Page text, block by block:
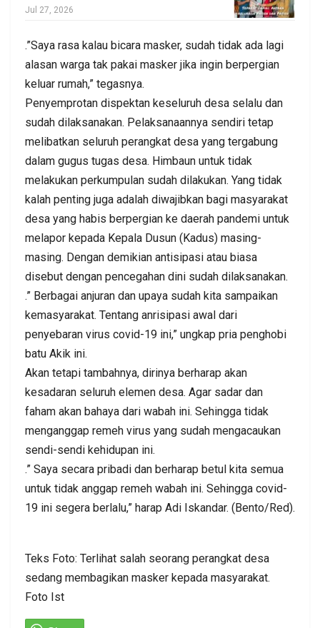
Jul 27, 2026
.”Saya rasa kalau bicara masker, sudah tidak ada lagi
alasan warga tak pakai masker jika ingin berpergian
keluar rumah,” tegasnya.
Penyemprotan dispektan keseluruh desa selalu dan
sudah dilaksanakan. Pelaksanaannya sendiri tetap
melibatkan seluruh perangkat desa yang tergabung
dalam gugus tugas desa. Himbaun untuk tidak
melakukan perkumpulan sudah dilakukan. Yang tidak
kalah penting juga adalah diwajibkan bagi masyarakat
desa yang habis berpergian ke daerah pandemi untuk
melapor kepada Kepala Dusun (Kadus) masing-
masing. Dengan demikian antisipasi atau biasa
disebut dengan pencegahan dini sudah dilaksanakan.
.” Berbagai anjuran dan upaya sudah kita sampaikan
kemasyarakat. Tentang anrisipasi awal dari
penyebaran virus covid-19 ini,” ungkap pria penghobi
batu Akik ini.
Akan tetapi tambahnya, dirinya berharap akan
kesadaran seluruh elemen desa. Agar sadar dan
faham akan bahaya dari wabah ini. Sehingga tidak
menganggap remeh virus yang sudah mengacaukan
sendi-sendi kehidupan ini.
.” Saya secara pribadi dan berharap betul kita semua
untuk tidak anggap remeh wabah ini. Sehingga covid-
19 ini segera berlalu,” harap Adi Iskandar. (Bento/Red).
Teks Foto: Terlihat salah seorang perangkat desa
sedang membagikan masker kepada masyarakat.
Foto Ist